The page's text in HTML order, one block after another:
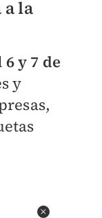
a la
y 7 de
y